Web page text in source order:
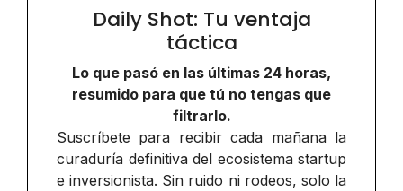
Daily Shot: Tu ventaja
táctica
Lo que pasó en las últimas 24 horas,
resumido para que tú no tengas que
filtrarlo.
Suscríbete para recibir cada mañana la
curaduría definitiva del ecosistema startup
e inversionista. Sin ruido ni rodeos, solo la